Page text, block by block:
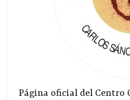
Página oficial del Centro